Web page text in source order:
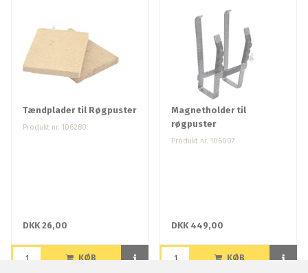
Tændplader til Røgpuster
Produkt nr. 106280
DKK 26,00
KØB
Magnetholder til
røgpuster
Produkt nr. 106007
DKK 449,00
KØB